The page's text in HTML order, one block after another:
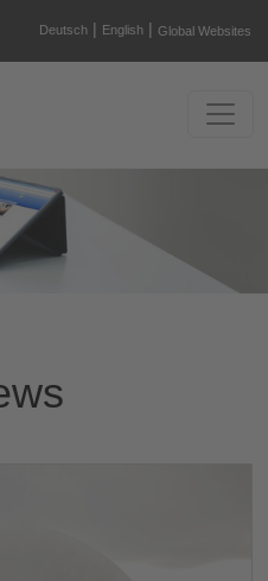
Deutsch | English | Global Websites